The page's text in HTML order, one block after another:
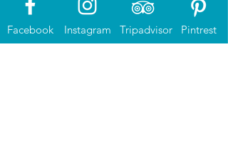
Facebook Instagram Pintrest
Tripadvisor